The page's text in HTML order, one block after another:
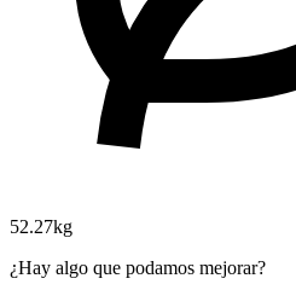
52.27kg
¿Hay algo que podamos mejorar?